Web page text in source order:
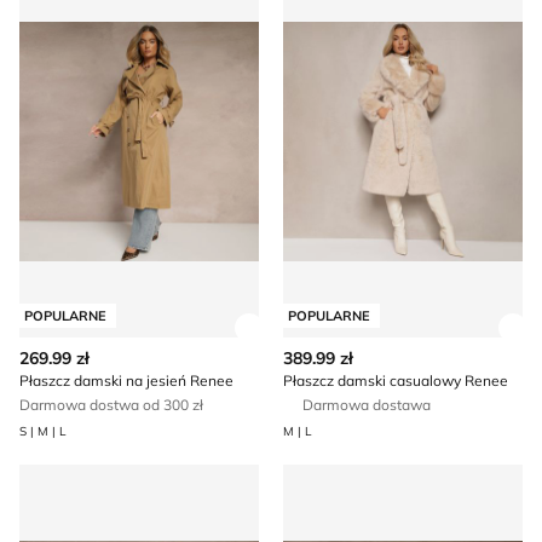
POPULARNE
269.99 zł
Płaszcz damski na jesień Renee
Darmowa dostwa od 300 zł
S | M | L
POPULARNE
389.99 zł
Płaszcz damski casualowy Renee
Darmowa dostawa
M | L